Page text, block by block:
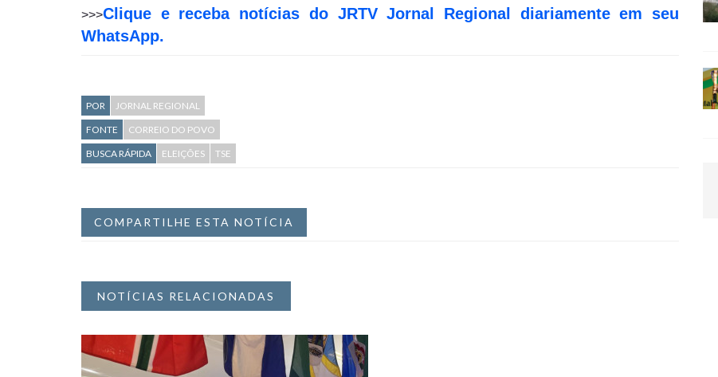
>>>Clique e receba notícias do JRTV Jornal Regional diariamente em seu
WhatsApp.
POR
JORNAL REGIONAL
FONTE
CORREIO DO POVO
BUSCA RÁPIDA
ELEIÇÕES TSE
COMPARTILHE ESTA NOTÍCIA
NOTÍCIAS RELACIONADAS